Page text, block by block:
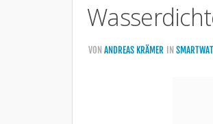
VON ANDREAS KRÄMER IN